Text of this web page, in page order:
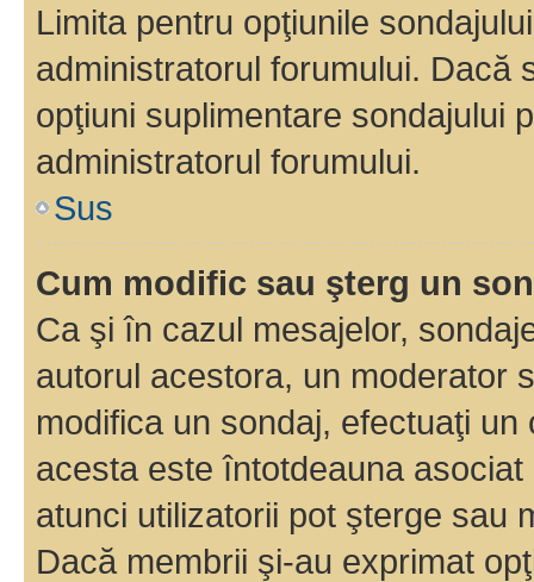
Limita pentru opţiunile
administratorul forumului. Dacă
opţiuni suplimentare sondajului
administratorul forumului.
Sus
Cum modific sau şterg un
Ca şi în cazul mesajelor,
autorul acestora, un moderator
modifica un sondaj, efectuaţi
acesta este întotdeauna
atunci utilizatorii pot şterge sau
Dacă membrii şi-au exprimat